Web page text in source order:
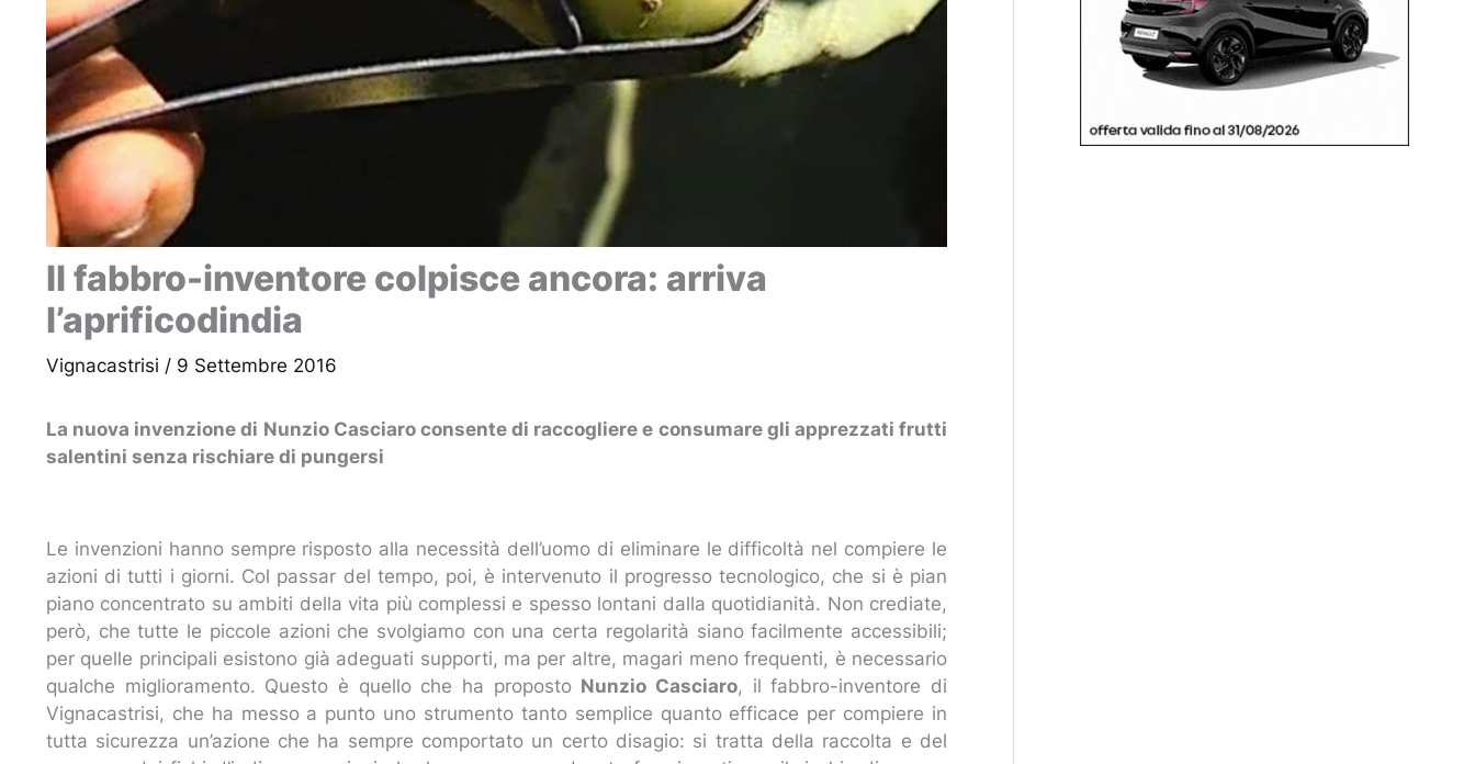
Il fabbro-inventore colpisce ancora: arriva
l’aprificodindia
Vignacastrisi / 9 Settembre 2016
La nuova invenzione di Nunzio Casciaro consente di raccogliere e consumare gli apprezzati frutti
salentini senza rischiare di pungersi
Le invenzioni hanno sempre risposto alla necessità dell’uomo di eliminare le difficoltà nel compiere le
azioni di tutti i giorni. Col passar del tempo, poi, è intervenuto il progresso tecnologico, che si è pian
piano concentrato su ambiti della vita più complessi e spesso lontani dalla quotidianità. Non crediate,
però, che tutte le piccole azioni che svolgiamo con una certa regolarità siano facilmente accessibili;
per quelle principali esistono già adeguati supporti, ma per altre, magari meno frequenti, è necessario
qualche miglioramento. Questo è quello che ha proposto Nunzio Casciaro, il fabbro-inventore di
Vignacastrisi, che ha messo a punto uno strumento tanto semplice quanto efficace per compiere in
tutta sicurezza un’azione che ha sempre comportato un certo disagio: si tratta della raccolta e del